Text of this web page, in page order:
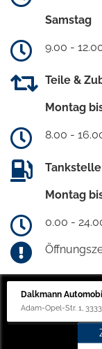
Samstag
9.00 -
Teile &
Montag
8.00 -
Tankstelle
Montag
0.00 -
Dalkmann
Adam-Opel-Str. 1,